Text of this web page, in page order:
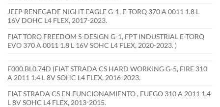
JEEP RENEGADE NIGHT EAGLE G-1, E-TORQ 370 A 0011 1.8 L
16V DOHC L4 FLEX, 2017-2023.
FIAT TORO FREEDOM S-DESIGN G-1, FPT INDUSTRIAL E-TORQ
EVO 370 A 0011 1.8 L 16V SOHC L4 FLEX, 2020-2023. )
F000.BL0.74D (FIAT STRADA CS HARD WORKING G-5, FIRE 310
A 2011 1.4 L 8V SOHC L4 FLEX, 2016-2023.
FIAT STRADA CS EN FUNCIONAMIENTO , FUEGO 310 A 2011 1.4
L 8V SOHC L4 FLEX, 2013-2015.